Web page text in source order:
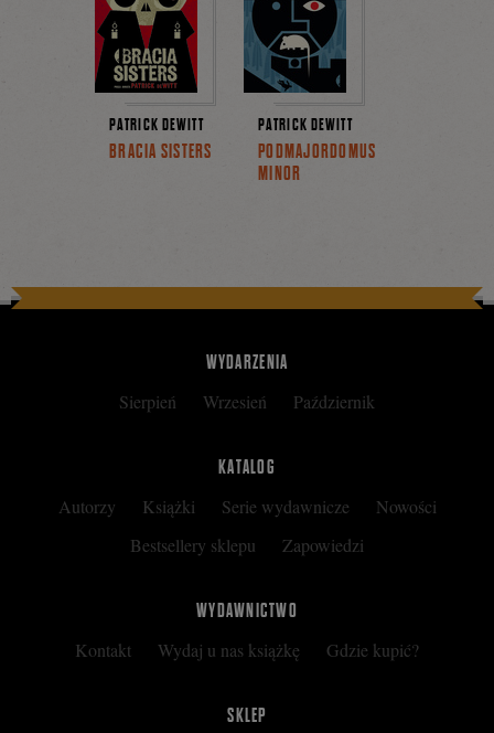
PATRICK DEWITT
BRACIA SISTERS
PATRICK DEWITT
PODMAJORDOMUS
MINOR
WYDARZENIA
Sierpień Wrzesień Październik
KATALOG
Autorzy Książki Serie wydawnicze
Nowości
Bestsellery sklepu
Zapowiedzi
WYDAWNICTWO
Kontakt Wydaj u nas książkę Gdzie kupić?
SKLEP